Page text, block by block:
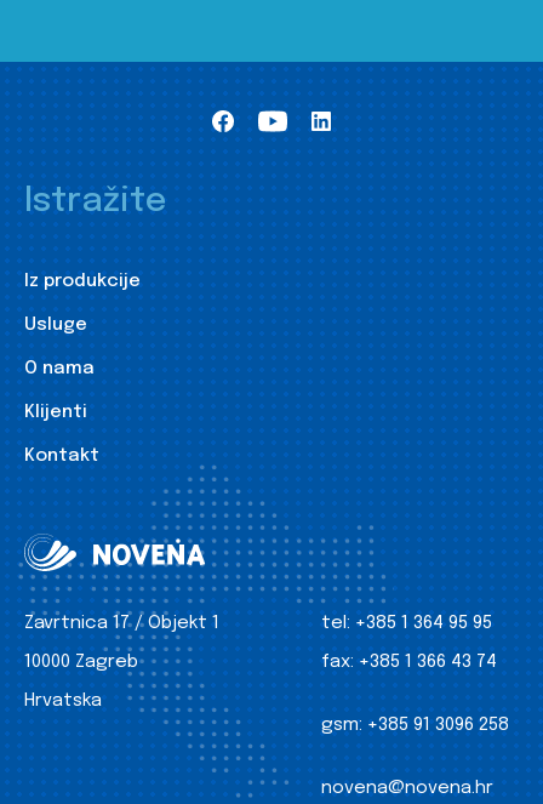
Istražite
Iz produkcije
Usluge
O nama
Klijenti
Kontakt
Zavrtnica 17 / Objekt 1
10000 Zagreb
Hrvatska
tel: +385 1 364 95 95
fax: +385 1 366 43 74
gsm: +385 91 3096 258
novena@novena.hr